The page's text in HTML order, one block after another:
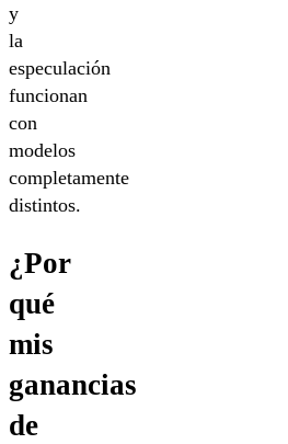
y
la
especulación
funcionan
con
modelos
completamente
distintos.
¿Por
qué
mis
ganancias
de